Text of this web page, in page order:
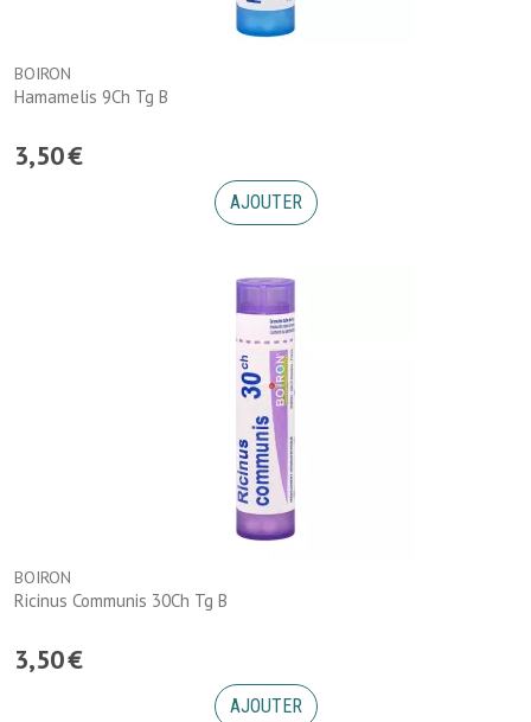
BOIRON
Hamamelis 9Ch Tg B
3,50€
AJOUTER
BOIRON
Ricinus Communis 30Ch Tg B
3,50€
AJOUTER